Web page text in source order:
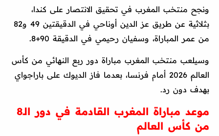
ونجح منتخب المغرب في تحقيق الانتصار على كندا،
بثلاثية عن طريق عز الدين أوناحي في الدقيقتين 49 و82
من عمر المباراة، وسفيان رحيمي في الدقيقة 90+8.
وسيلعب منتخب المغرب مباراة دور ربع النهائي من كأس
العالم 2026 أمام فرنسا، بعدما فاز الديوك على باراجواي
بهدف دون رد.
موعد مباراة المغرب القادمة في دور الـ8
من كأس العالم